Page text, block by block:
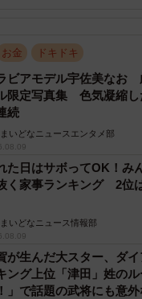
定期訓練で過ごす場所／は
場で行われますが、担
んでした。「大体こ
度で、「何分以内」
です。椅子の片付けも
わったといいます。
帽子の中に入っていた
た。
もしろっ』でした」
お金 ドキドキ
ビアモデル宇佐美なお
限定写真集 色気凝縮し
続
まいどなニュースエンタメ部
た日はサボってOK！み
く家事ランキング 2位
まいどなニュース情報部
が生んだ大スター、ダ
ング上位「津田」姓の
」で話題の武将にも意